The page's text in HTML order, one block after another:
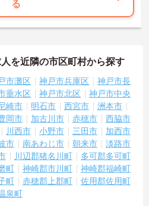
る
を近隣の市区町村から探す
市灘区 神戸市兵庫区
神戸市長
垂水区 神戸市北区
神戸市中央
崎市 明石市 西宮市
洲本市
岡市 加古川市 赤穂市
西脇市
川西市 小野市 三田市
加西市
市 南あわじ市 朝来市
淡路市
川辺郡猪名川町
多可郡多可町
町 神崎郡市川町
神崎郡福崎町
町 赤穂郡上郡町
佐用郡佐用町
泉町